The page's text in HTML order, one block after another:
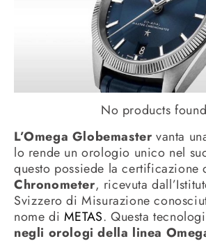
No products
L’Omega Globemastervanta
lo rende un orologio unico nel
questo possiede la
Chronometer, ricevuta
Svizzero di Misurazione
nome di METAS. Questa
negli orologi della linea